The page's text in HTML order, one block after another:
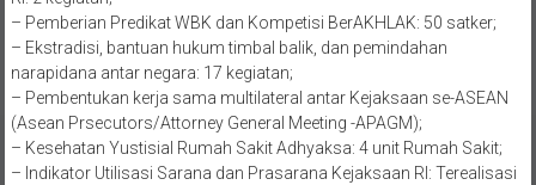
– Pemberian Predikat WBK dan Kompetisi BerAKHLAK: 50 satker;
– Ekstradisi, bantuan hukum timbal balik, dan pemindahan
narapidana antar negara: 17 kegiatan;
– Pembentukan kerja sama multilateral antar Kejaksaan se-ASEAN
(Asean Prsecutors/Attorney General Meeting -APAGM);
– Kesehatan Yustisial Rumah Sakit Adhyaksa: 4 unit Rumah Sakit;
– Indikator Utilisasi Sarana dan Prasarana Kejaksaan RI: Terealisasi